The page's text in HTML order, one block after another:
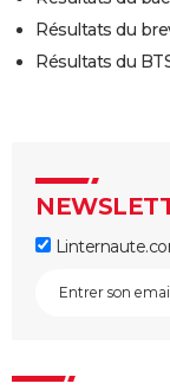
Résultats du
Résultats du